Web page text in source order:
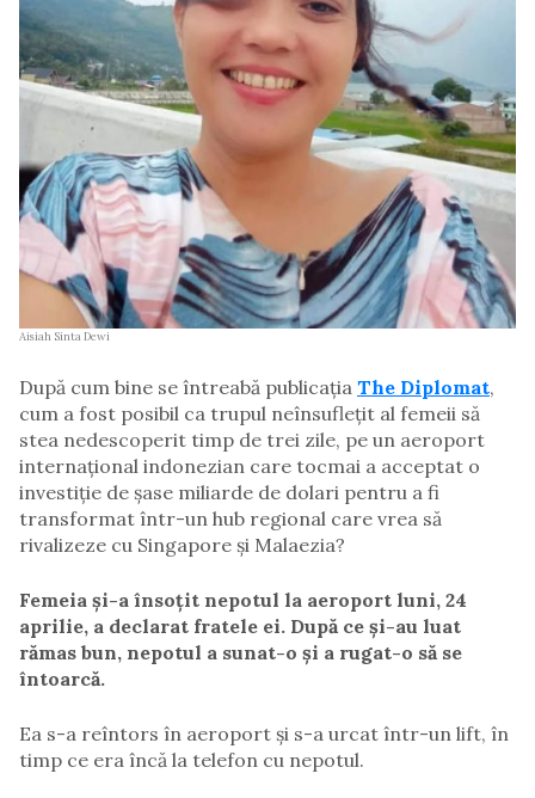
Aisiah Sinta Dewi
După cum bine se întreabă publicația The Diplomat,
cum a fost posibil ca trupul neînsuflețit al femeii să
stea nedescoperit timp de trei zile, pe un aeroport
internațional indonezian care tocmai a acceptat o
investiție de șase miliarde de dolari pentru a fi
transformat într-un hub regional care vrea să
rivalizeze cu Singapore și Malaezia?
Femeia și-a însoțit nepotul la aeroport luni, 24
aprilie, a declarat fratele ei. După ce și-au luat
rămas bun, nepotul a sunat-o și a rugat-o să se
întoarcă.
Ea s-a reîntors în aeroport și s-a urcat într-un lift, în
timp ce era încă la telefon cu nepotul.